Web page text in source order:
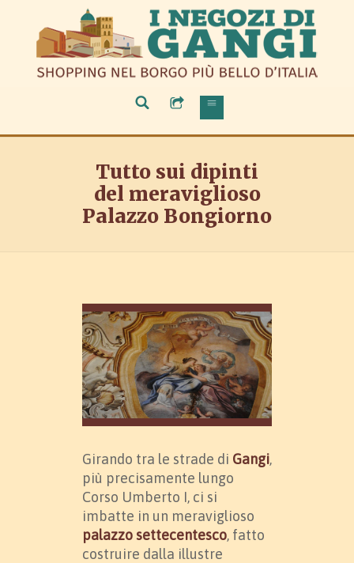
Tutto sui dipinti
del meraviglioso
Palazzo Bongiorno
Girando tra le strade di Gangi,
più precisamente lungo
Corso Umberto I, ci si
imbatte in un meraviglioso
palazzo settecentesco, fatto
costruire dalla illustre